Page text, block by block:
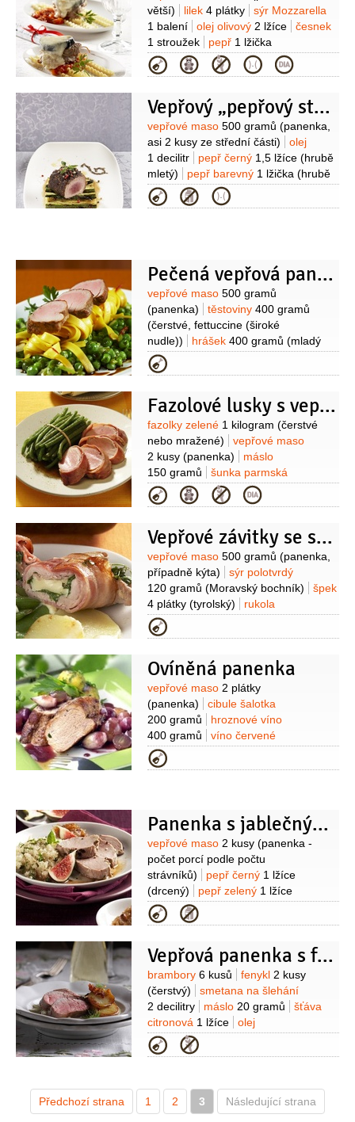
citronová 1 lžíce olej 1 lžíce
cukr
1 lžička
muškátový květ
1/2 lžičky šafrán1 špetka
1 špetka
větší)
lilek 4 plátky
sýr Mozzarella
1 balení
olej olivový 2 lžíce
česnek
1 stroužek
pepř 1 lžička
(drcený)
Na omáčku: rajčata
2 kusy (velká) paprika červená1 kus
(střední)
vývar2 decilitry
olej
olivový2 lžíce cukr(podle
chuti)
(drcený) sůl
Kategorie
Vepřový „pepřový steak“
Suroviny
vepřové maso 500 gramů (panenka,
asi 2 kusy ze střední části)
olej
1 decilitr
pepř černý 1,5 lžíce (hrubě
mletý)
pepř barevný 1 lžička (hrubě
mletý)
sůl pepř barevný
ozdobení) Na medovou cuketu:
Kategorie
Pečená vepřová panenka na pepři
Suroviny
vepřové maso 500 gramů
(panenka)
těstoviny 400 gramů
(čerstvé, fettuccine (široké
nudle))
hrášek 400 gramů (mladý
(čerstvý nebo mražený))
100 gramů
cibulka jarní2 kusy
olej
Virgin)
šafrán 1/2 gramu
(mletý)
cukr
Kategorie
Fazolové lusky s vepřovou panenkou
Suroviny
fazolky zelené 1 kilogram (čerstvé
nebo mražené)
vepřové maso
2 kusy (panenka)
máslo
150 gramů
šunka parmská
100 gramů
(nakrájená na tenké
plátky)
olej olivový
majoránka))
pepř(mletý) sůl
Kategorie
Vepřové závitky se sýrem a rukolou
Suroviny
vepřové maso 500 gramů (panenka,
případně kýta)
sýr polotvrdý
120 gramů (Moravský bochník)
špek
4 plátky (tyrolský)
rukola
100 gramů
vymazání)
bazalka1 špetka
brambory600 gramů (bez
slupky)
hrášek 500 gramů
nebo cukrový)
sýr Mozzarella
100 gramů
sýr krémový
(Lučina)
smetana 4 lžíce
Kategorie
Ovíněná panenka
Suroviny
vepřové maso 2 plátky
(panenka)
cibule šalotka
200 gramů
hroznové víno
400 gramů
víno červené
250 mililitrů
4 lžíce
cukr1 lžíce
šťáva citronová
Kategorie
Panenka s jablečným čatní a kuskusem
Suroviny
vepřové maso 2 kusy (panenka -
počet porcí podle počtu
strávníků)
pepř černý 1 lžíce
(drcený)
pepř zelený 1 lžíce
(nakládaný)
ozdobení) Na čatní: jablka
jablečný2 decilitry
rozinky
150 gramů
cibule1 kus
semínko
hořčičné 2 lžičky zázvor 1 lžička
(čerstvý - strouhaný)
paprika chilli
1 kus
hřebíček 3 kusy
přílohu: sůl kuskus1,5 hrnku
voda
3 hrnky
cibule
Kategorie
Vepřová panenka s fenyklem
Suroviny
brambory 6 kusů fenykl 2 kusy
(čerstvý)
smetana na šlehání
2 decilitry
máslo 20 gramů
šťáva
citronová 1 lžíce
olej
olivový
pepř
600 gramů (panenka)
Kategorie
Předchozí strana 1 2 3 Následující strana